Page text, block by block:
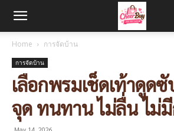
Home การจัดบ้าน
การจัดบ้าน
เลือกพรมเช็ดเท้าดูด
จุด ทนทาน ไม่ลื่น ไม่